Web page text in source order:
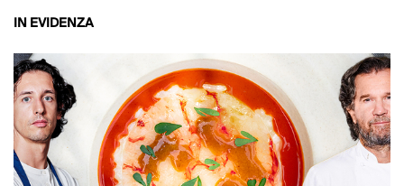
IN EVIDENZA